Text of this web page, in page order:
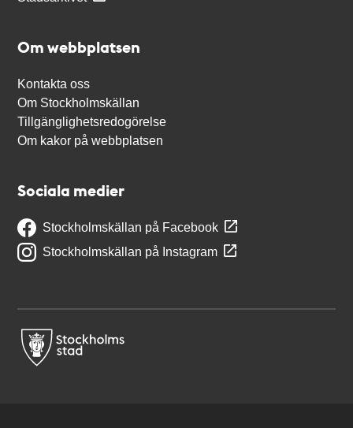
Om webbplatsen
Kontakta oss
Om Stockholmskällan
Tillgänglighetsredogörelse
Om kakor på webbplatsen
Sociala medier
Stockholmskällan på Facebook
Stockholmskällan på Instagram